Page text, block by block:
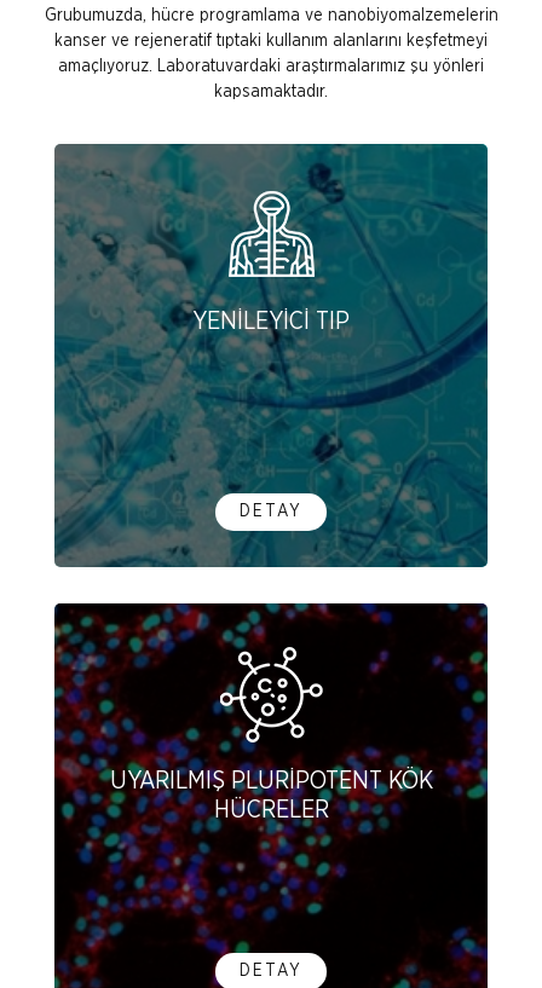
Grubumuzda, hücre programlama ve nanobiyomalzemelerin
kanser ve rejeneratif tıptaki kullanım alanlarını keşfetmeyi
amaçlıyoruz. Laboratuvardaki araştırmalarımız şu yönleri
kapsamaktadır.
YENİLEYİCİ TIP
DETAY
UYARILMIŞ PLURİPOTENT KÖK
HÜCRELER
DETAY